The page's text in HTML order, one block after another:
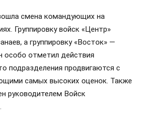
смена командующих на
Группировку войск «Центр»
а группировку «Восток» —
особо отметил действия
подразделения продвигаются с
самых высоких оценок. Также
руководителем Войск